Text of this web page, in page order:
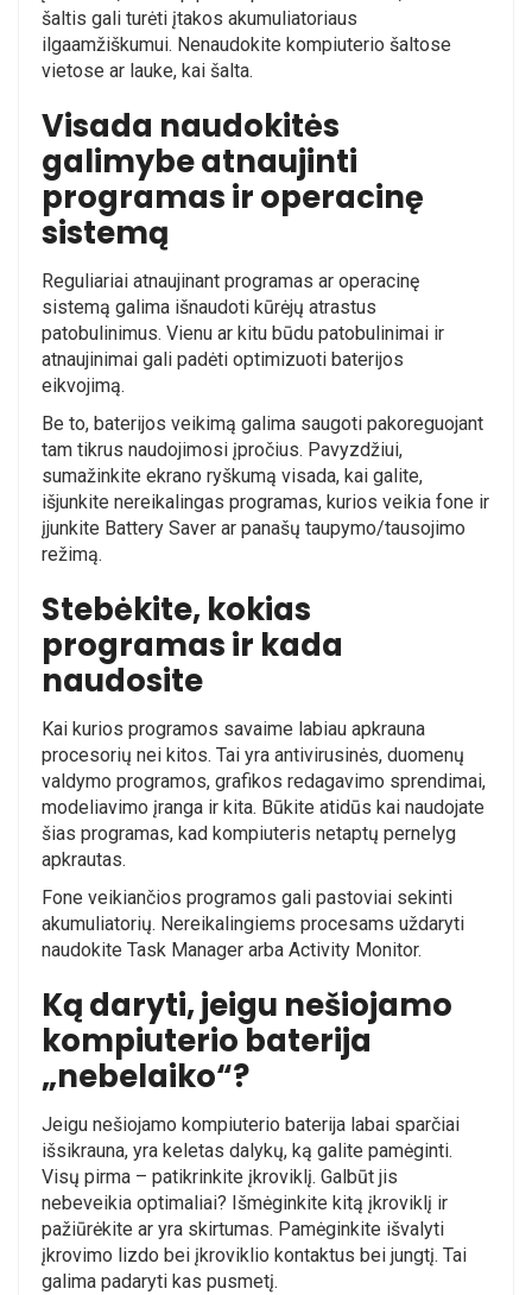
šaltis gali turėti įtakos akumuliatoriaus
ilgaamžiškumui. Nenaudokite kompiuterio šaltose
vietose ar lauke, kai šalta.
Visada naudokitės
galimybe atnaujinti
programas ir operacinę
sistemą
Reguliariai atnaujinant programas ar operacinę
sistemą galima išnaudoti kūrėjų atrastus
patobulinimus. Vienu ar kitu būdu patobulinimai ir
atnaujinimai gali padėti optimizuoti baterijos
eikvojimą.
Be to, baterijos veikimą galima saugoti pakoreguojant
tam tikrus naudojimosi įpročius. Pavyzdžiui,
sumažinkite ekrano ryškumą visada, kai galite,
išjunkite nereikalingas programas, kurios veikia fone ir
įjunkite Battery Saver ar panašų taupymo/tausojimo
režimą.
Stebėkite, kokias
programas ir kada
naudosite
Kai kurios programos savaime labiau apkrauna
procesorių nei kitos. Tai yra antivirusinės, duomenų
valdymo programos, grafikos redagavimo sprendimai,
modeliavimo įranga ir kita. Būkite atidūs kai naudojate
šias programas, kad kompiuteris netaptų pernelyg
apkrautas.
Fone veikiančios programos gali pastoviai sekinti
akumuliatorių. Nereikalingiems procesams uždaryti
naudokite Task Manager arba Activity Monitor.
Ką daryti, jeigu nešiojamo
kompiuterio baterija
„nebelaiko“?
Jeigu nešiojamo kompiuterio baterija labai sparčiai
išsikrauna, yra keletas dalykų, ką galite pamėginti.
Visų pirma – patikrinkite įkroviklį. Galbūt jis
nebeveikia optimaliai? Išmėginkite kitą įkroviklį ir
pažiūrėkite ar yra skirtumas. Pamėginkite išvalyti
įkrovimo lizdo bei įkroviklio kontaktus bei jungtį. Tai
galima padaryti kas pusmetį.